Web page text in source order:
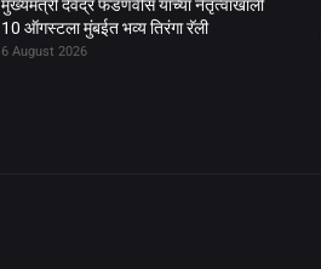
मुख्यमंत्री देवेंद्र फडणवीस यांच्या नेतृत्वाखाली
10 ऑगस्टला मुंबईत भव्य तिरंगा रॅली
6 August 2026